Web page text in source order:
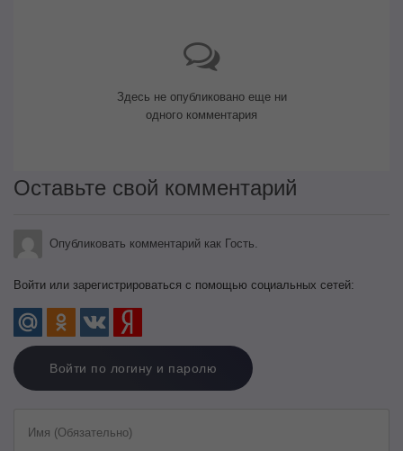
Здесь не опубликовано еще ни
одного комментария
Оставьте свой комментарий
Опубликовать комментарий как Гость.
Войти или зарегистрироваться с помощью социальных сетей:
Войти по логину и паролю
Имя (Обязательно)